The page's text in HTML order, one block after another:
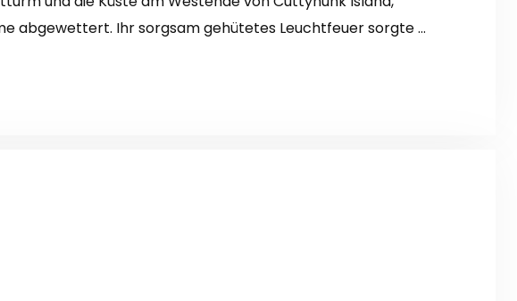
abgewettert. Ihr sorgsam gehütetes Leuchtfeuer sorgte …